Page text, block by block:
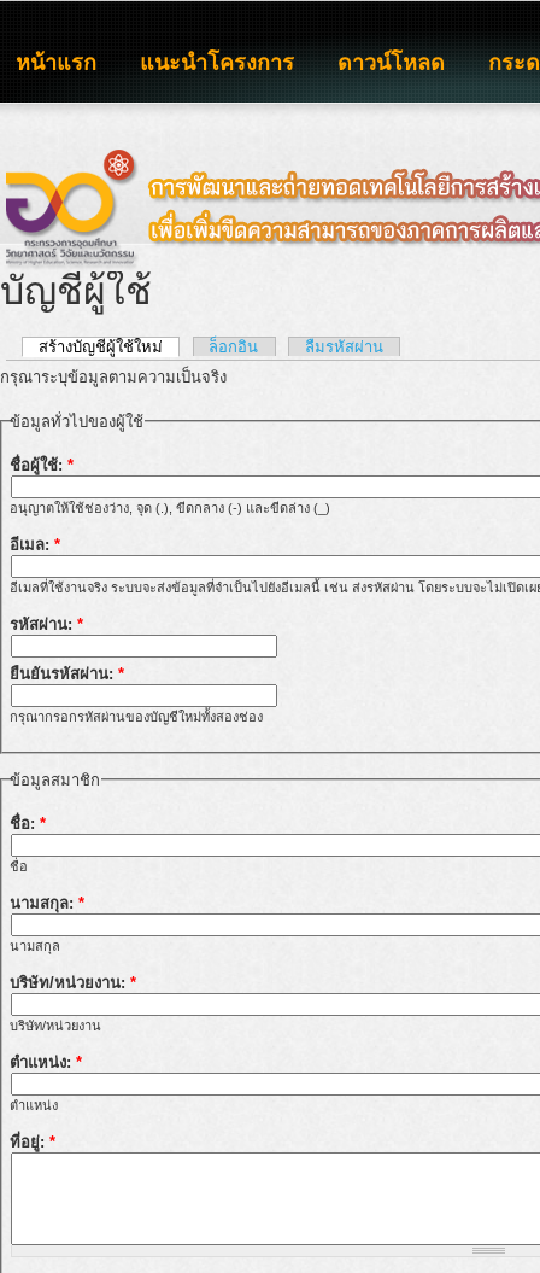
หน้าแรก แนะนำโครงการ ดาวน์โหลด กระ
บัญชีผู้ใช้
สร้างบัญชีผู้ใช้ใหม่ ล็อกอิน
ลืมรหัสผ่าน
กรุณาระบุข้อมูลตามความเป็นจริง
ข้อมูลทั่วไปของผู้ใช้
ชื่อผู้ใช้:*
อนุญาตให้ใช้ช่องว่าง, จุด (.), ขีดกลาง (-) และขีดล่าง (_)
อีเมล:*
อีเมลที่ใช้งานจริง ระบบจะส่งข้อมูลที่จำเป็นไปยังอีเมลนี้ เช่น ส่งรหัสผ่าน โดยระบบจะไม่เปิด
รหัสผ่าน:*
ยืนยันรหัสผ่าน:*
กรุณากรอกรหัสผ่านของบัญชีใหม่ทั้งสองช่อง
ข้อมูลสมาชิก
ชื่อ:*
ชื่อ
นามสกุล:*
นามสกุล
บริษัท/หน่วยงาน:*
บริษัท/หน่วยงาน
ตำแหน่ง:*
ตำแหน่ง
ที่อยู่:*